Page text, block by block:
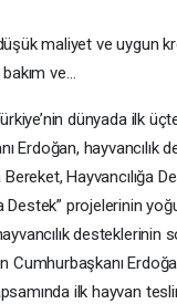
maliyet ve uygun
ve…
dünyada ilk
Erdoğan, hayvancılık
Hayvancılığa
Destek” projelerinin
desteklerinin
Cumhurbaşkanı
ilk hayvan